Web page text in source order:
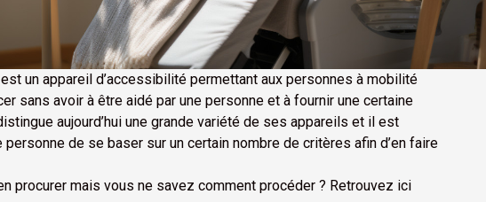
un appareil d’accessibilité permettant aux personnes à mobilité
sans avoir à être aidé par une personne et à fournir une certaine
aujourd’hui une grande variété de ses appareils et il est
personne de se baser sur un certain nombre de critères afin d’en faire
procurer mais vous ne savez comment procéder ? Retrouvez ici